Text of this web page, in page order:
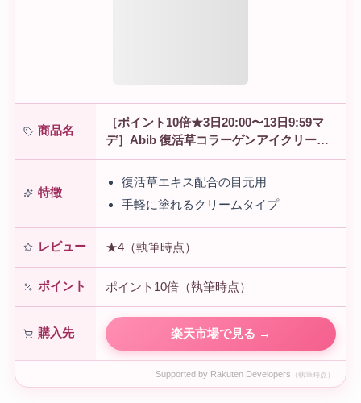
商品名
［ポイント10倍★3日20:00〜13日9:59マ
デ］Abib 復活草コラーゲンアイクリーム /
30ml アビブ アイクリーム 毛穴弾力 コラ
ーゲンアイクリー…
特徴
復活草エキス配合の目元用
手軽に塗れるクリームタイプ
レビュー ★4（執筆時点）
ポイント ポイント10倍（執筆時点）
購入先 楽天市場で見る →
Supported by Rakuten Developers （執筆時点）